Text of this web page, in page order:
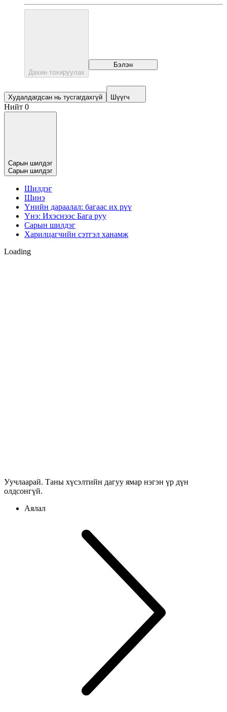
Дахин тохируулах
Бэлэн
Худалдагдсан нь тусгагдахгүй Шүүгч
Нийт 0
Сарын шилдэг
Сарын шилдэг
Шилдэг
Шинэ
Үнийн дараалал: багаас их рүү
Үнэ: Ихэснээс Бага руу
Сарын шилдэг
Харилцагчийн сэтгэл ханамж
Loading
Уучлаарай. Таны хүсэлтийн дагуу ямар нэгэн үр дүн
олдсонгүй.
Аялал